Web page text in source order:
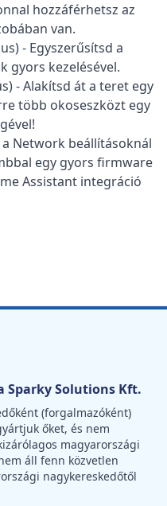
hozzáférhetsz az
van.
- Egyszerűsítsd a
gyors kezelésével.
- Alakítsd át a teret egy
több okoseszközt egy
a Network beállításoknál
egy gyors firmware
Assistant integráció
Sparky Solutions Kft.
(forgalmazóként)
őket, és nem
magyarországi
áll fenn közvetlen
nagykereskedőtől